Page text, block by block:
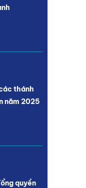
thánh
năm 2025
quyền